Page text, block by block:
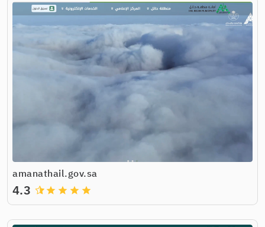
amanathail.gov.sa
grade
grade
grade
grade
4.3